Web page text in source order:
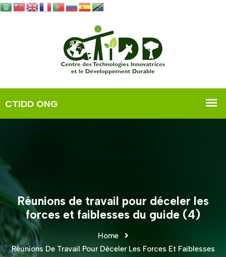
Réunions de travail pour déceler les
forces et faiblesses du guide (4)
Home
Réunions De Travail Pour Déceler Les Forces Et Faiblesses